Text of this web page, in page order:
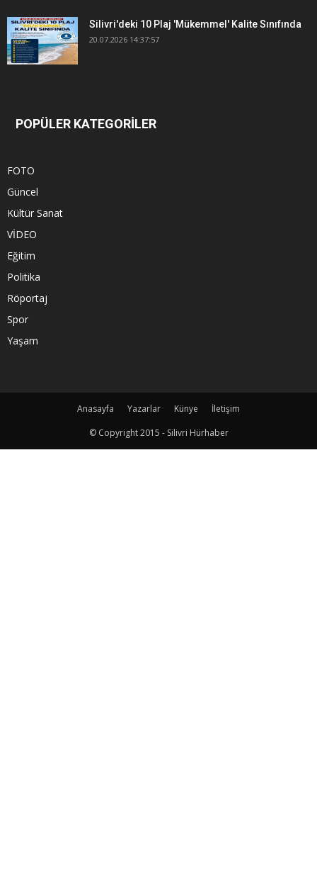
Silivri'deki 10 Plaj 'Mükemmel' Kalite Sınıfında
20.07.2026 14:37:57
POPÜLER KATEGORİLER
FOTO
Güncel
Kültür Sanat
VİDEO
Eğitim
Politika
Röportaj
Spor
Yaşam
Anasayfa Yazarlar Künye
İletişim
© Copyright 2015 - Silivri Hürhaber